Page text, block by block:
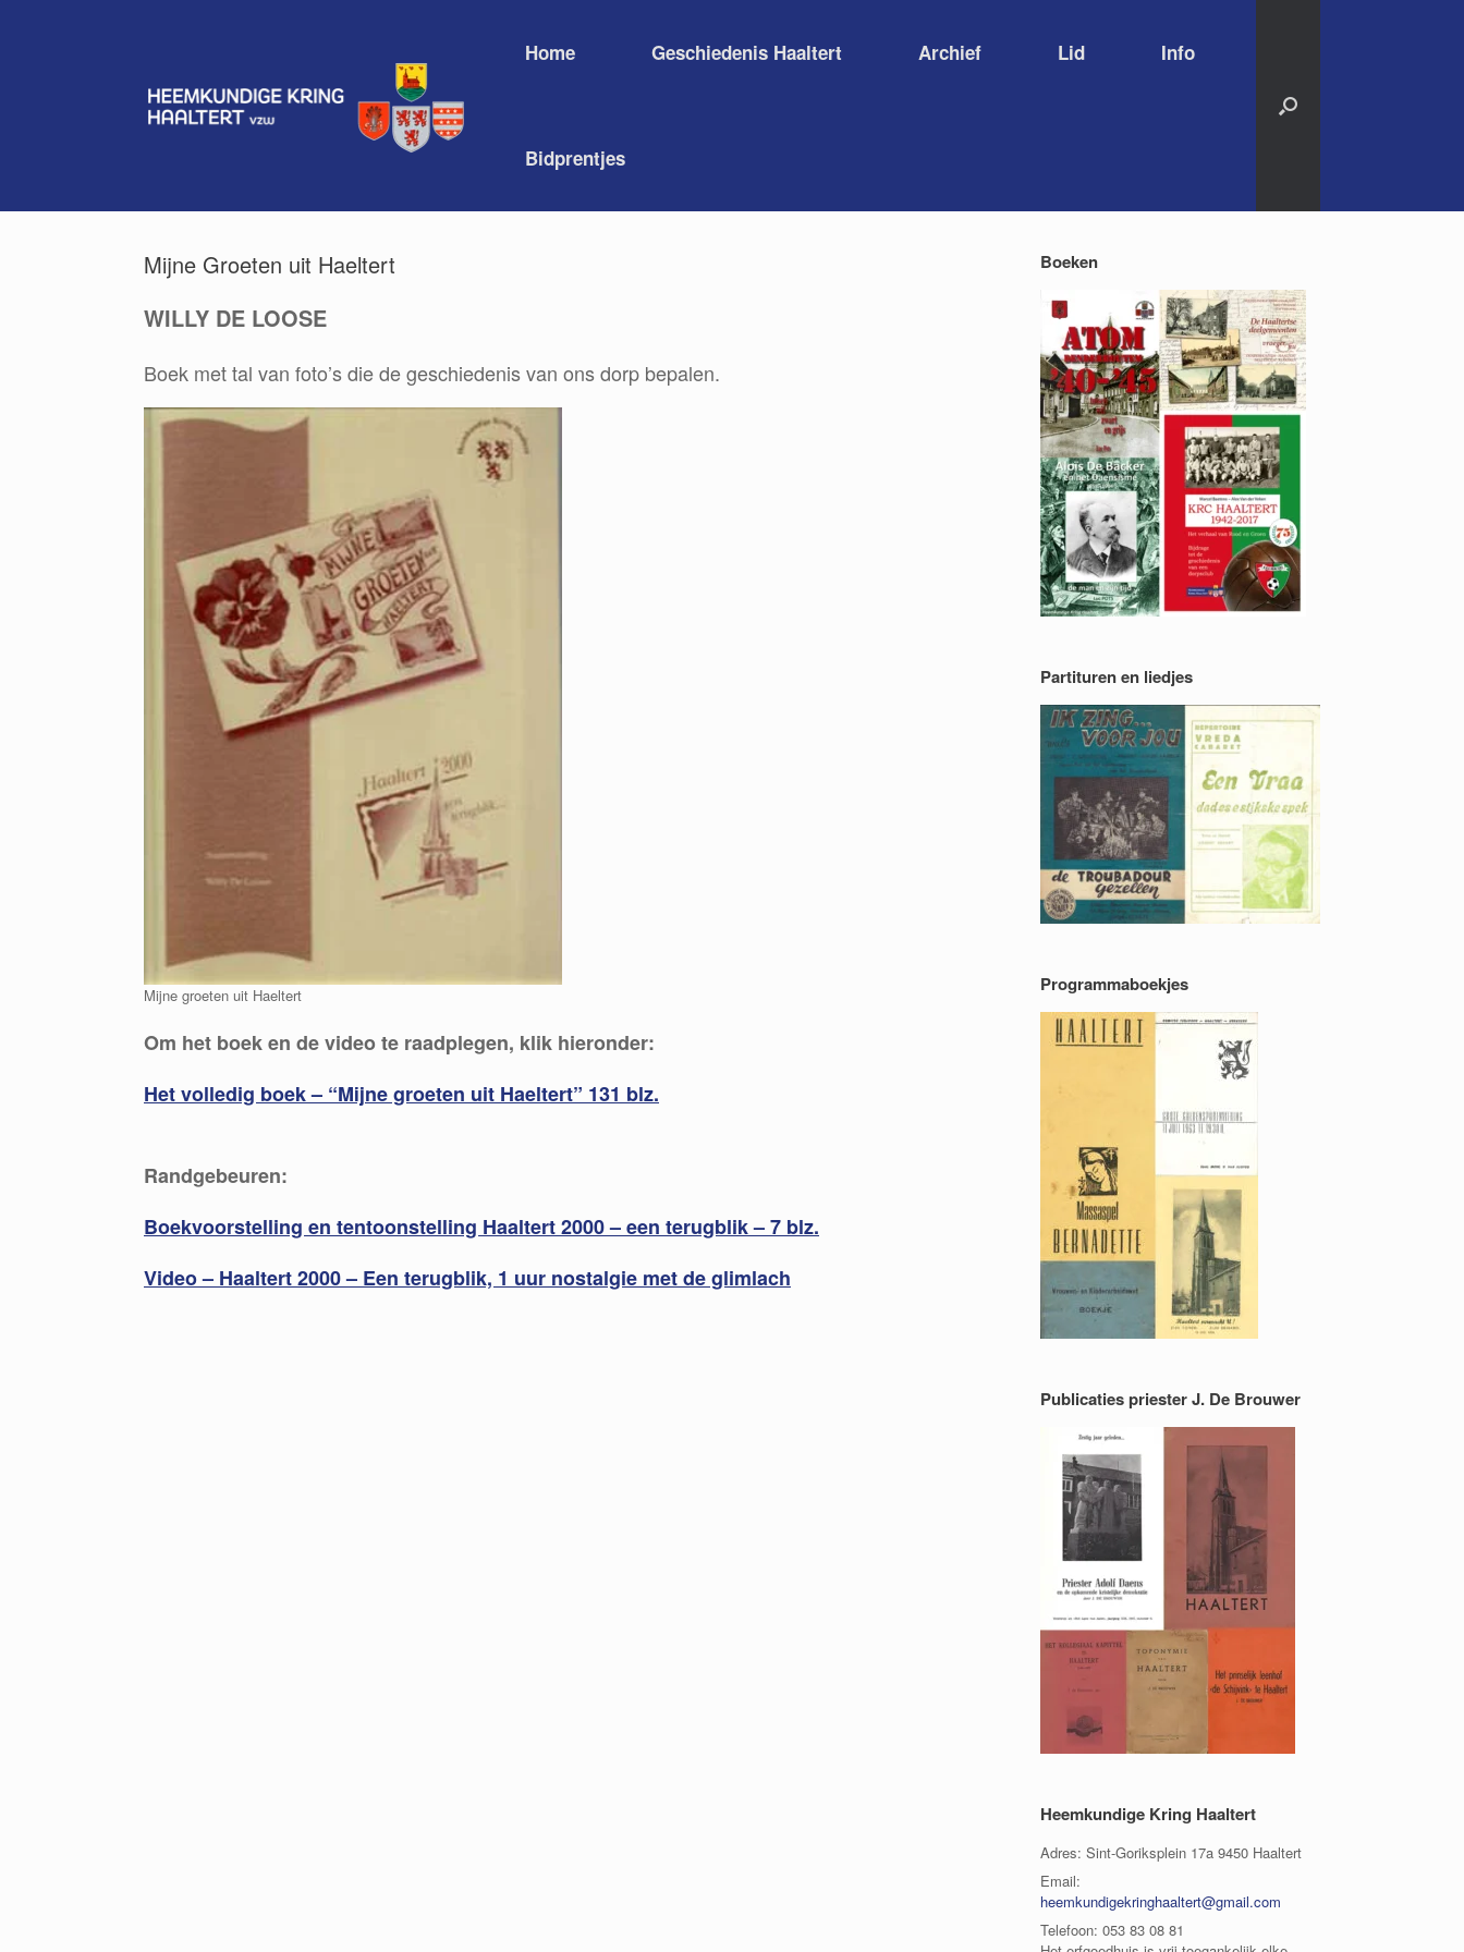
Home Geschiedenis Haaltert Archief Lid Info
Bidprentjes
Mijne Groeten uit Haeltert
WILLY DE LOOSE
Boek met tal van foto’s die de geschiedenis van ons dorp bepalen.
Mijne groeten uit Haeltert
Om het boek en de video te raadplegen, klik hieronder:
Het volledig boek – “Mijne groeten uit Haeltert” 131 blz.
Randgebeuren:
Boekvoorstelling en tentoonstelling Haaltert 2000 – een terugblik – 7 blz.
Video – Haaltert 2000 – Een terugblik, 1 uur nostalgie met de glimlach
Boeken
Partituren en liedjes
Programmaboekjes
Publicaties priester J. De Brouwer
Heemkundige Kring Haaltert
Adres: Sint-Goriksplein 17a 9450 Haaltert
Email:
heemkundigekringhaaltert@gmail.com
Telefoon: 053 83 08 81